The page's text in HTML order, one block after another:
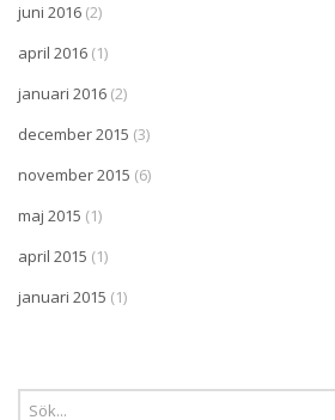
juni 2016 (2)
april 2016 (1)
januari 2016 (2)
december 2015 (3)
november 2015 (6)
maj 2015 (1)
april 2015 (1)
januari 2015 (1)